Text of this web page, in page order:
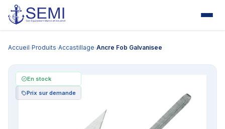
Accueil›Produits›Accastillage›Ancre Fob Galvanisee
En stock
Prix sur demande